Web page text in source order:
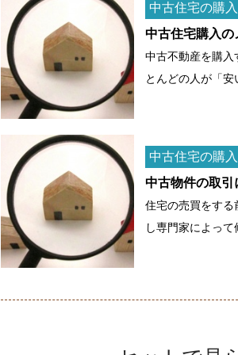
中古住宅の購入
中古住宅購入の
中古不動産を購入
とんどの人が「安
中古住宅の購入
中古物件の取引
住宅の売買をする
し専門家によっ